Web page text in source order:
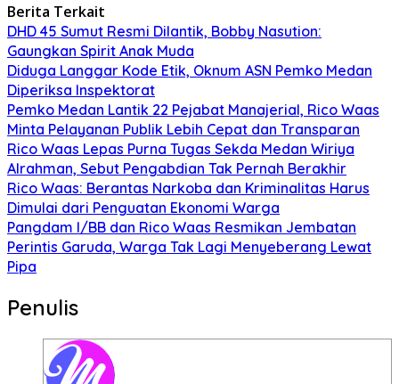
Berita Terkait
DHD 45 Sumut Resmi Dilantik, Bobby Nasution:
Gaungkan Spirit Anak Muda
Diduga Langgar Kode Etik, Oknum ASN Pemko Medan
Diperiksa Inspektorat
Pemko Medan Lantik 22 Pejabat Manajerial, Rico Waas
Minta Pelayanan Publik Lebih Cepat dan Transparan
Rico Waas Lepas Purna Tugas Sekda Medan Wiriya
Alrahman, Sebut Pengabdian Tak Pernah Berakhir
Rico Waas: Berantas Narkoba dan Kriminalitas Harus
Dimulai dari Penguatan Ekonomi Warga
Pangdam I/BB dan Rico Waas Resmikan Jembatan
Perintis Garuda, Warga Tak Lagi Menyeberang Lewat
Pipa
Penulis